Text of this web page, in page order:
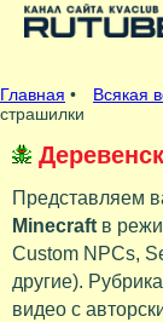
Главная • Всякая
страшилки
Представляем
Minecraft в
Custom NPCs,
другие).
видео с